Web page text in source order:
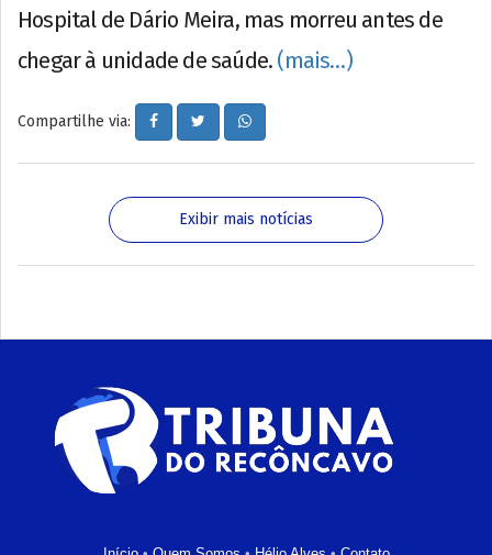
Hospital de Dário Meira, mas morreu antes de
chegar à unidade de saúde. (mais…)
Compartilhe via:
Exibir mais notícias